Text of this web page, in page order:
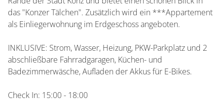
das "Konzer Tälchen". Zusätzlich wird ein ***Appartement
als Einliegerwohnung im Erdgeschoss angeboten.
INKLUSIVE: Strom, Wasser, Heizung, PKW-Parkplatz und 2
abschließbare Fahrradgaragen, Küchen- und
Badezimmerwäsche, Aufladen der Akkus für E-Bikes.
Check In: 15:00 - 18:00